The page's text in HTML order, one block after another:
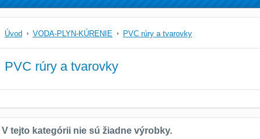
Úvod VODA-PLYN-KÚRENIE PVC rúry a tvarovky
PVC rúry a tvarovky